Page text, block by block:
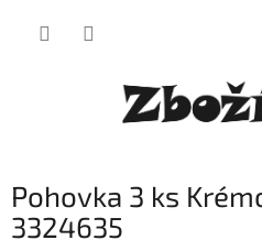
Pohovka 3 ks
3324635